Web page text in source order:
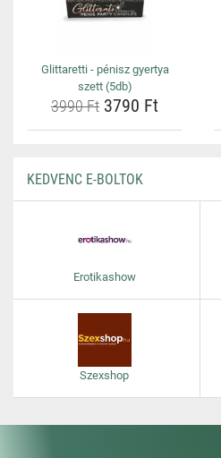
Glittaretti - pénisz gyertya
szett (5db)
3990 Ft 3790 Ft
KEDVENC E-BOLTOK
Erotikashow
Szexshop